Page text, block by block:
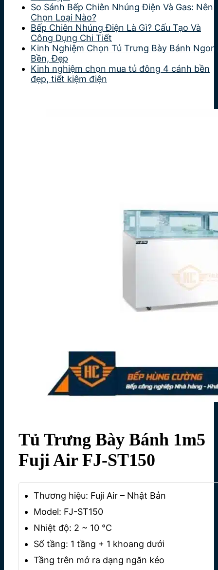
So Sánh Bếp Chiên Nhúng Điện Và Gas: Nên
Chọn Loại Nào?
Bếp Chiên Nhúng Điện Là Gì? Cấu Tạo Và
Công Dụng Chi Tiết
Kinh Nghiệm Chọn Tủ Trưng Bày Bánh Ngon,
Bền, Đẹp
Kinh nghiệm chọn mua tủ đông 4 cánh bền
đẹp, tiết kiệm điện
Tủ Trưng Bày Bánh 1m5
Fuji Air FJ-ST150
Thương hiệu: Fuji Air – Nhật Bản
Model: FJ-ST150
Nhiệt độ: 2 ~ 10 °C
Số tầng: 1 tầng + 1 khoang dưới
Tầng trên mở ra dạng ngăn kéo